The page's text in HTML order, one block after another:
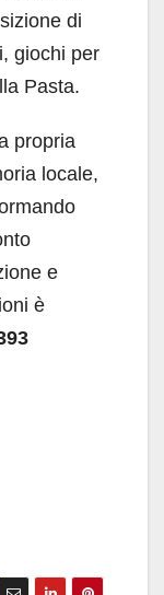
di
giochi per
Pasta.
propria
locale,
e
è